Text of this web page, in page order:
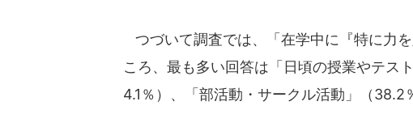
つづいて調査では、「在学中に『特に力
ころ、最も多い回答は「日頃の授業やテス
4.1％）、「部活動・サークル活動」（38.2